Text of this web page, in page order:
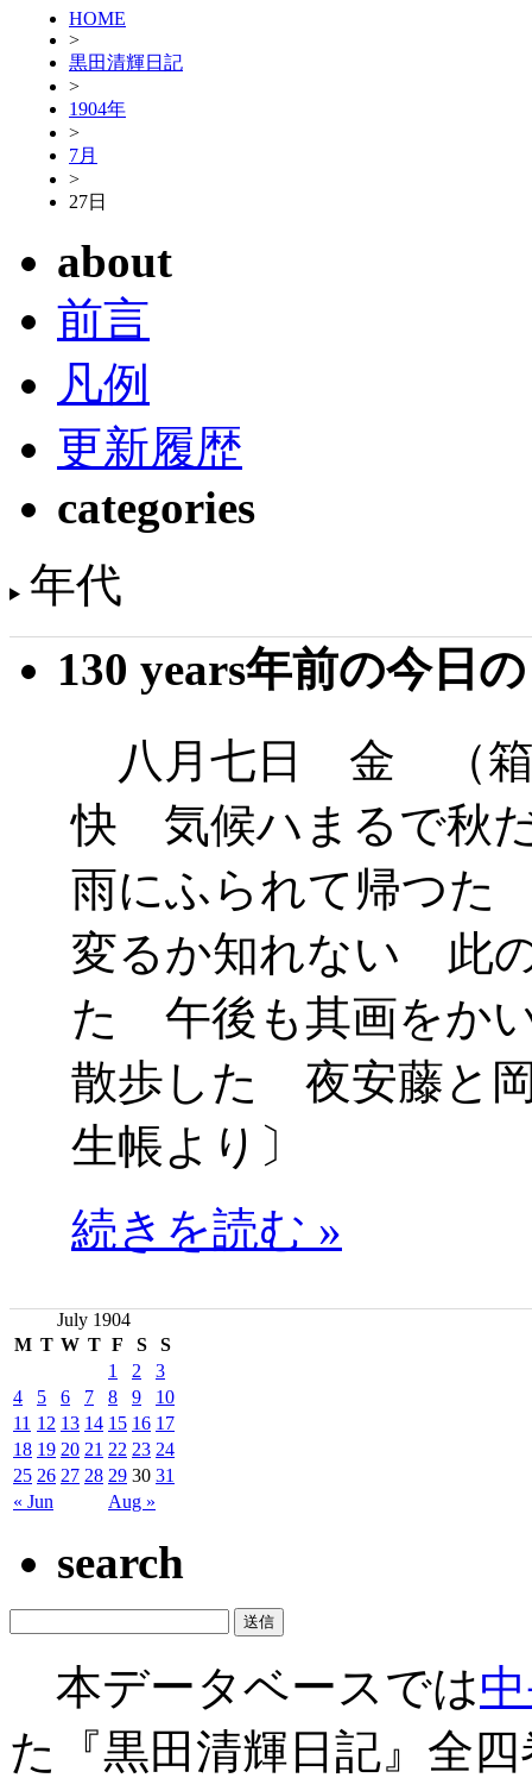
HOME
>
黒田清輝日記
>
1904年
>
7月
>
27日
about
前言
凡例
更新履歴
categories
年代
130 years年前の今日
八月七日 金 （箱
快 気候ハまるで秋
雨にふられて帰つた
変るか知れない 此
た 午後も其画をか
散歩した 夜安藤と
生帳より〕
続きを読む »
July 1904
M T W T F S S
« Jun Aug »
1 2
3
4
5 6 7 8 9
10
11 12 13 14 15 16 17
18 19 20 21 22 23 24
25 26 27 28 29 30 31
search
本データベースでは
た『黒田清輝日記』全